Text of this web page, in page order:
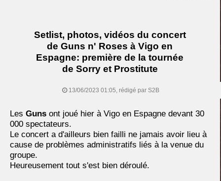
Setlist, photos, vidéos du concert
de Guns n' Roses à Vigo en
Espagne: première de la tournée
de Sorry et Prostitute
13/06/2023 01:05, rédigé par S2B
Les Guns ont joué hier à Vigo en Espagne devant 30
000 spectateurs.
Le concert a d'ailleurs bien failli ne jamais avoir lieu à
cause de problèmes administratifs liés à la venue du
groupe.
Heureusement tout s'est bien déroulé.